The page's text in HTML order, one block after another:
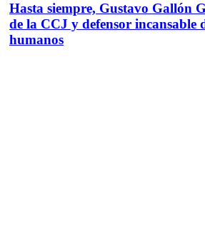
Hasta siempre, Gustavo Gallón
de la CCJ y defensor incansable
humanos